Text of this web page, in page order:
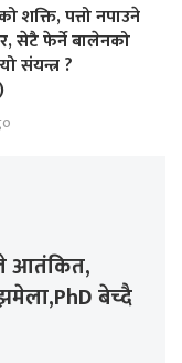
शक्ति, पत्तो नपाउने
सेटै फेर्ने बालेनको
संयन्त्र ?
आतंकित,
बेच्दै